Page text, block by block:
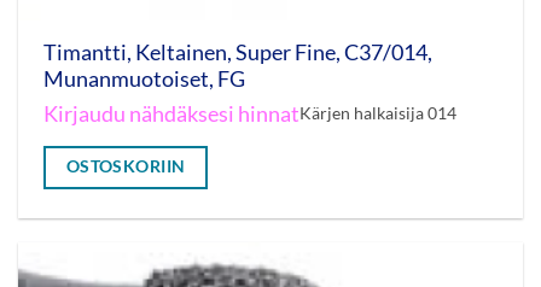
Timantti, Keltainen, Super Fine, C37/014,
Munanmuotoiset, FG
Kirjaudu nähdäksesi hinnatKärjen halkaisija 014
OSTOSKORIIN